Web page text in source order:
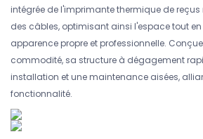
intégrée de l'imprimante thermique de
des câbles, optimisant ainsi l'espace tout
apparence propre et professionnelle.
commodité, sa structure à dégagement
installation et une maintenance aisées,
fonctionnalité.